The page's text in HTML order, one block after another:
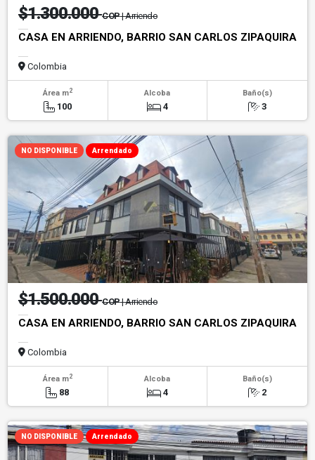
$1.300.000COP| Arriendo
CASA EN ARRIENDO, BARRIO SAN CARLOS ZIPAQUIRA
Colombia
Área m2
100
Alcoba
4
Baño(s)
3
NO DISPONIBLE Arrendado
$1.500.000COP| Arriendo
CASA EN ARRIENDO, BARRIO SAN CARLOS ZIPAQUIRA
Colombia
Área m2
88
Alcoba
4
Baño(s)
2
NO DISPONIBLE Arrendado